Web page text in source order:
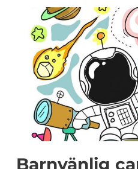
Barnvänlig